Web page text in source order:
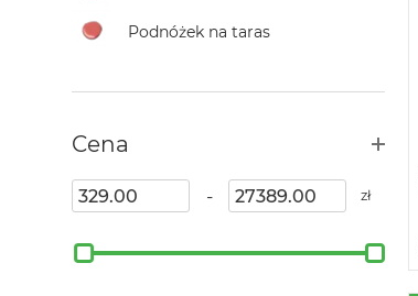
Podnóżek na taras
Cena
- zł